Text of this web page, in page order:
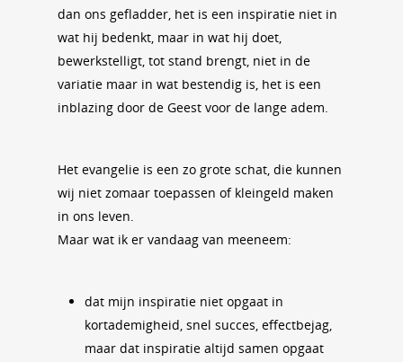
dan ons gefladder, het is een inspiratie niet in
wat hij bedenkt, maar in wat hij doet,
bewerkstelligt, tot stand brengt, niet in de
variatie maar in wat bestendig is, het is een
inblazing door de Geest voor de lange adem.
Het evangelie is een zo grote schat, die kunnen
wij niet zomaar toepassen of kleingeld maken
in ons leven.
Maar wat ik er vandaag van meeneem:
dat mijn inspiratie niet opgaat in
kortademigheid, snel succes, effectbejag,
maar dat inspiratie altijd samen opgaat